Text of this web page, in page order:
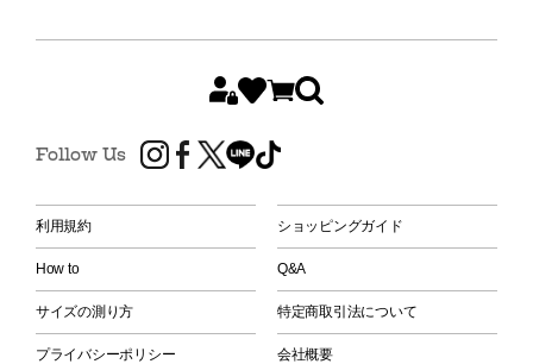
Follow Us
利用規約 ショッピングガイド
How to Q&A
サイズの測り方 特定商取引法について
プライバシーポリシー 会社概要